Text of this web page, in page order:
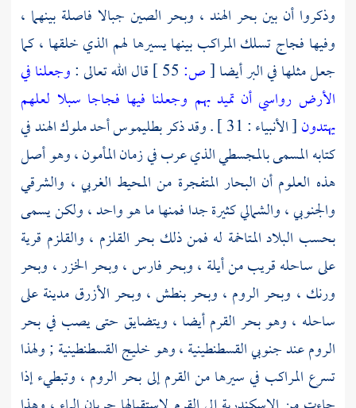
وذكروا أن بينبحر الهند ، وبحر الصين جبالا فاصلة بينهما ،
وفيها فجاج تسلك المراكب بينها يسيرها لهم الذي خلقها ، كما
جعل مثلها في البر أيضا[ص: قال الله تعالى :وجعلنا في
الأرض رواسي أن تميد بهم وجعلنا فيها فجاجا سبلا لعلهم
يهتدون[ الأنبياء : 31 ] . وقد ذكر بطليموسأحد ملوكالهندفي
كتابه المسمى بالمجسطي الذي عرب في زمانالمأمون، وهو أصل
هذه العلوم أن البحار المتفجرة من المحيط الغربي ، والشرقي
والجنوبي ، والشمالي كثيرة جدا فمنها ما هو واحد ، ولكن يسمى
بحسب البلاد المتاخمة له فمن ذلك بحرالقلزم ، والقلزم قرية
على ساحله قريب منأيلة ،وبحر فارس،وبحر الخزر، وبحر
ورنك ، وبحر الروم ، وبحر بنطش، وبحر الأزرق مدينة على
ساحله ، وهوبحر القرمأيضا ، ويتضايق حتى يصب فيبحر
الرومعند جنوبيالقسطنطينية، وهو خليجالقسطنطينية; ولهذا
تسرع المراكب في سيرها منالقرمإلىبحر الروم ، وتبطيء إذا